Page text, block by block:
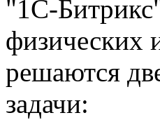
"1С-
физических
решаются
задачи: